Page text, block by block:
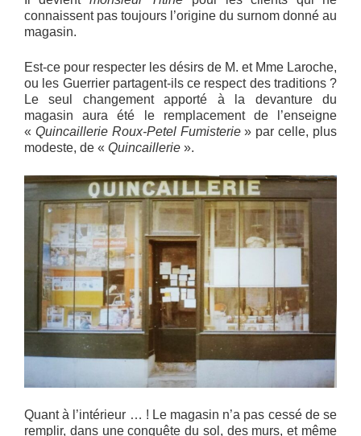
connaissent pas toujours l’origine du surnom donné au
magasin.
Est-ce pour respecter les désirs de M. et Mme Laroche,
ou les Guerrier partagent-ils ce respect des traditions ?
Le seul changement apporté à la devanture du
magasin aura été le remplacement de l’enseigne
« Quincaillerie Roux-Petel Fumisterie» par celle, plus
modeste, de « Quincaillerie ».
Quant à l’intérieur … ! Le magasin n’a pas cessé de se
remplir, dans une conquête du sol, des murs, et même